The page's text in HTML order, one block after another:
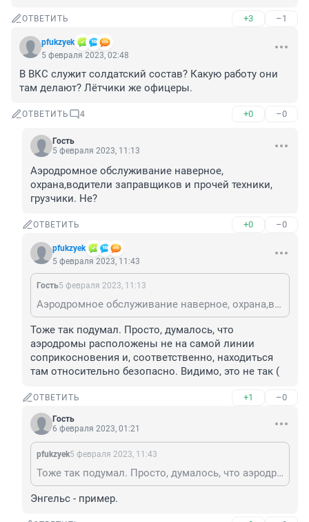
ОТВЕТИТЬ +3 –1
pfukzyek
5 февраля 2023, 02:48
В ВКС служит солдатский состав? Какую работу они
там делают? Лётчики же офицеры.
ОТВЕТИТЬ 4 +0 –0
Гость
5 февраля 2023, 11:13
Аэродромное обслуживание наверное,
охрана,водители заправщиков и прочей техники,
грузчики. Не?
ОТВЕТИТЬ +0 –0
pfukzyek
5 февраля 2023, 11:43
Гость5 февраля 2023, 11:13
Аэродромное обслуживание наверное, охрана,водители заправщиков и прочей техники, грузчики. Не?
Тоже так подумал. Просто, думалось, что
аэродромы расположены не на самой линии
соприкосновения и, соответственно, находиться
там относительно безопасно. Видимо, это не так (
ОТВЕТИТЬ +1 –0
Гость
6 февраля 2023, 01:21
pfukzyek5 февраля 2023, 11:43
Тоже так подумал. Просто, думалось, что аэродромы расположены не на самой линии соприкосновения и, соответственно, находиться там относительно безопасно. Видимо, это не так (
Энгельс - пример.